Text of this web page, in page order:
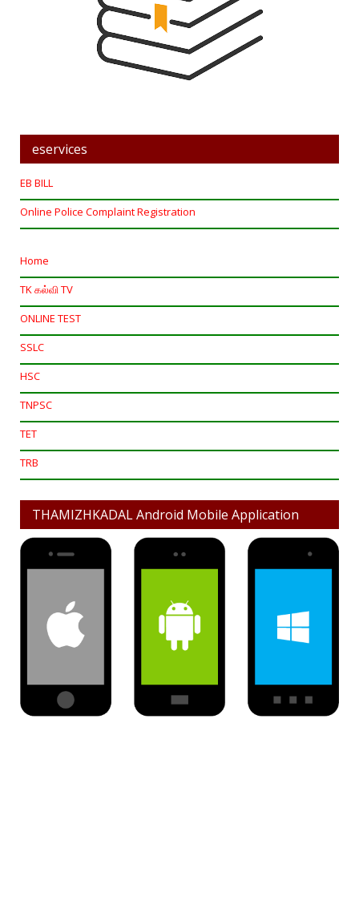
eservices
EB BILL
Online Police Complaint Registration
Home
TK கல்வி TV
ONLINE TEST
SSLC
HSC
TNPSC
TET
TRB
THAMIZHKADAL Android Mobile Application